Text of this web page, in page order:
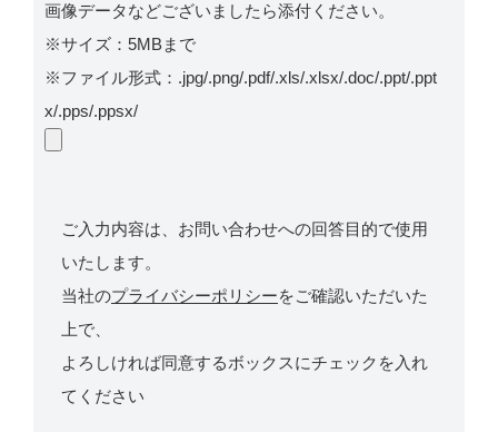
画像データなどございましたら添付ください。
※サイズ：5MBまで
※ファイル形式：.jpg/.png/.pdf/.xls/.xlsx/.doc/.ppt/.ppt
x/.pps/.ppsx/
ご入力内容は、お問い合わせへの回答目的で使用
いたします。
当社のプライバシーポリシーをご確認いただいた
上で、
よろしければ同意するボックスにチェックを入れ
てください